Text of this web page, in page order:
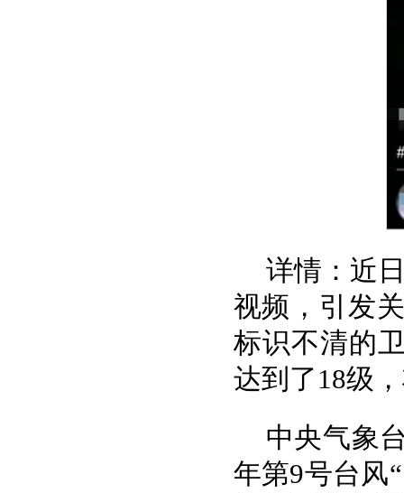
详情：近
视频，引发
标识不清的
达到了18级
中央气象
年第9号台风